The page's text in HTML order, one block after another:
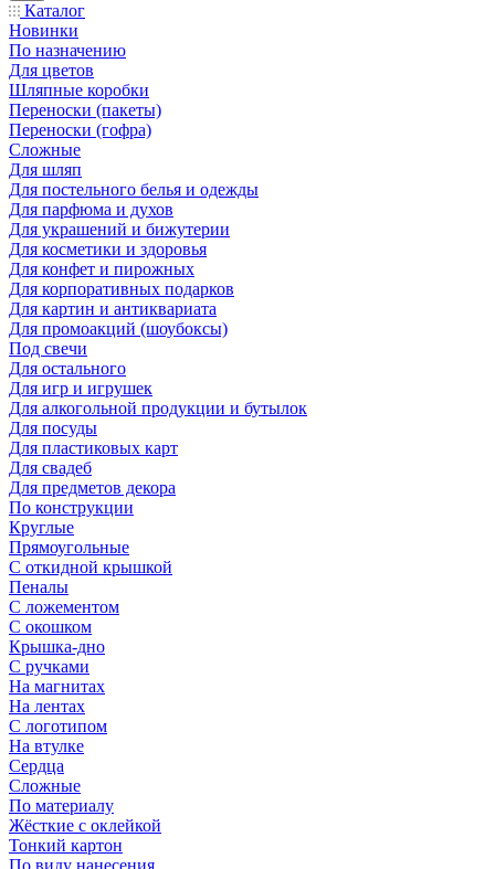
Каталог
Новинки
По назначению
Для цветов
Шляпные коробки
Переноски (пакеты)
Переноски (гофра)
Сложные
Для шляп
Для постельного белья и одежды
Для парфюма и духов
Для украшений и бижутерии
Для косметики и здоровья
Для конфет и пирожных
Для корпоративных подарков
Для картин и антиквариата
Для промоакций (шоубоксы)
Под свечи
Для остального
Для игр и игрушек
Для алкогольной продукции и бутылок
Для посуды
Для пластиковых карт
Для свадеб
Для предметов декора
По конструкции
Круглые
Прямоугольные
С откидной крышкой
Пеналы
С ложементом
С окошком
Крышка-дно
С ручками
На магнитах
На лентах
С логотипом
На втулке
Сердца
Сложные
По материалу
Жёсткие с оклейкой
Тонкий картон
По виду нанесения